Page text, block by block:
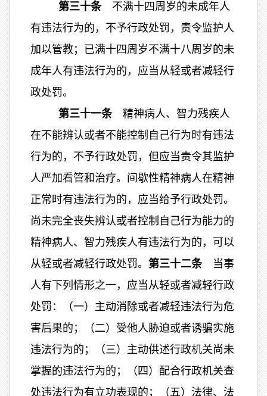
第三十条不满十四周岁的未成年人
有违法行为的，不予行政处罚，责令监护人
加以管教；已满十四周岁不满十八周岁的未
成年人有违法行为的，应当从轻或者减轻行
政处罚。
第三十一条精神病人、智力残疾人
在不能辨认或者不能控制自己行为时有违法
行为的，不予行政处罚，但应当责令其监护
人严加看管和治疗。间歇性精神病人在精神
正常时有违法行为的，应当给予行政处罚。
尚未完全丧失辨认或者控制自己行为能力的
精神病人、智力残疾人有违法行为的，可以
从轻或者减轻行政处罚。 第三十二条当事
人有下列情形之一，应当从轻或者减轻行政
处罚：（一）主动消除或者减轻违法行为危
害后果的；（二）受他人胁迫或者诱骗实施
违法行为的；（三）主动供述行政机关尚未
掌握的违法行为的；（四）配合行政机关查
处违法行为有立功表现的；（五）法律、法